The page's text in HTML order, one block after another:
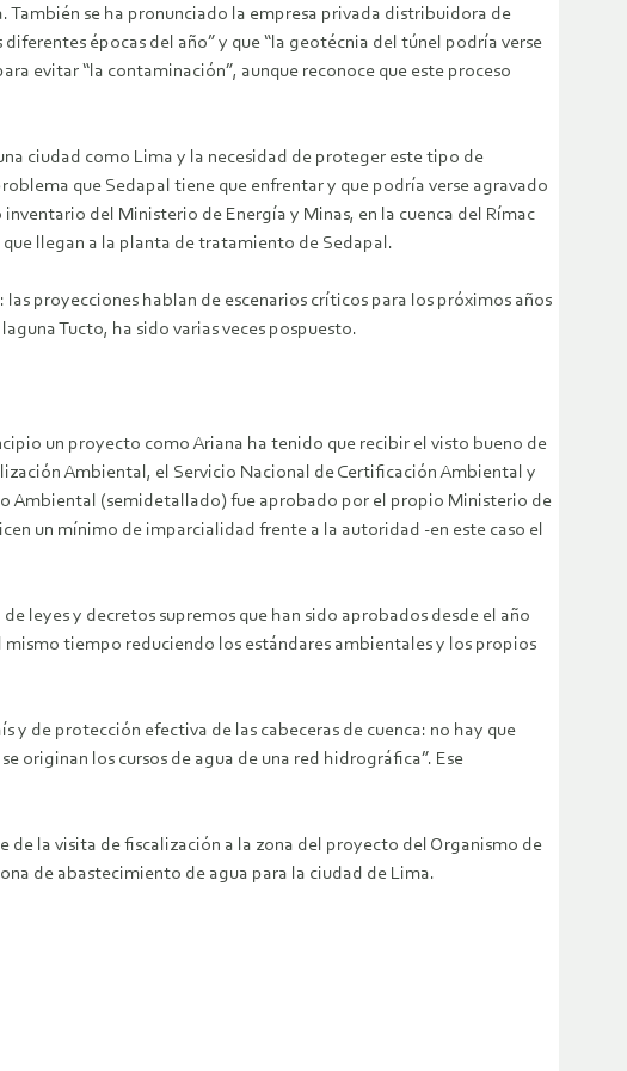
se ha pronunciado la empresa privada distribuidora de
épocas del año” y que “la geotécnia del túnel podría verse
evitar “la contaminación”, aunque reconoce que este proceso
ciudad como Lima y la necesidad de proteger este tipo de
que Sedapal tiene que enfrentar y que podría verse agravado
del Ministerio de Energía y Minas, en la cuenca del Rímac
llegan a la planta de tratamiento de Sedapal.
proyecciones hablan de escenarios críticos para los próximos años
Tucto, ha sido varias veces pospuesto.
un proyecto como Ariana ha tenido que recibir el visto bueno de
Ambiental, el Servicio Nacional de Certificación Ambiental y
Ambiental (semidetallado) fue aprobado por el propio Ministerio de
un mínimo de imparcialidad frente a la autoridad -en este caso el
leyes y decretos supremos que han sido aprobados desde el año
tiempo reduciendo los estándares ambientales y los propios
de protección efectiva de las cabeceras de cuenca: no hay que
originan los cursos de agua de una red hidrográfica”. Ese
la visita de fiscalización a la zona del proyecto del Organismo de
de abastecimiento de agua para la ciudad de Lima.